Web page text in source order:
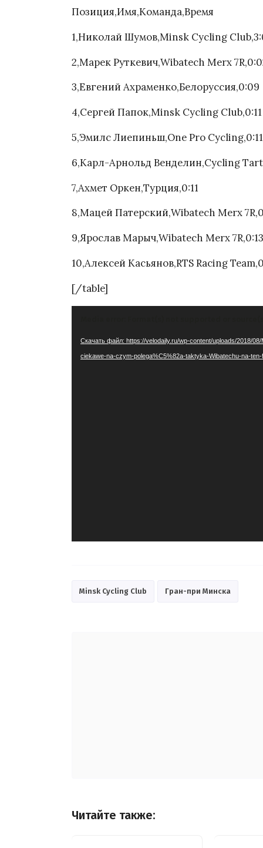
Позиция,Имя,Команда,Время
1,Николай Шумов,Minsk Cycling
2,Марек Руткевич,Wibatech Merx
3,Евгений Ахраменко,Белоруссия,0:09
4,Сергей Папок,Minsk Cycling Club,0:11
5,Эмилс Лиепиньш,One Pro Cycling,0:11
6,Карл-Арнольд Венделин,Cycling
7,Ахмет Оркен,Турция,0:11
8,Мацей Патерский,Wibatech Merx
9,Ярослав Марыч,Wibatech Merx 7R,0:13
10,Алексей Касьянов,RTS Racing
[/table]
Скачать файл: https://velodaily.ru/wp-content/uploads/2018/
ciekawe-na-czym-polega%C5%82a-taktyka-Wibatechu-na-
Minsk Cycling Club Гран-при Минска
Читайте также: